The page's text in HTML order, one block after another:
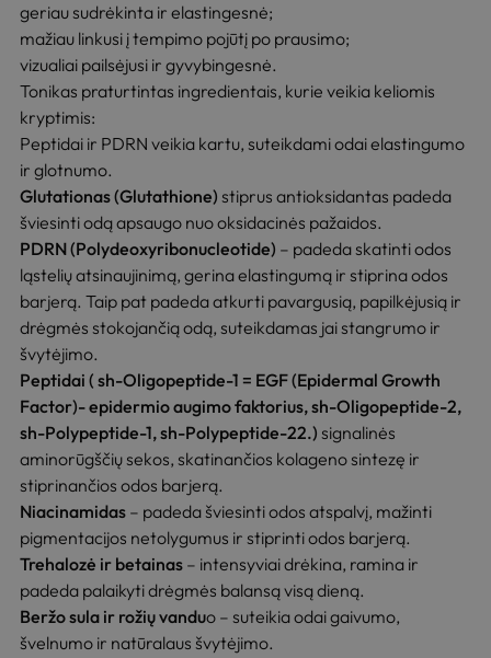
geriau sudrėkinta ir elastingesnė;
mažiau linkusi į tempimo pojūtį po prausimo;
vizualiai pailsėjusi ir gyvybingesnė.
Tonikas praturtintas ingredientais, kurie veikia keliomis
kryptimis:
Peptidai ir PDRN veikia kartu, suteikdami odai elastingumo
ir glotnumo.
Glutationas (Glutathione)stiprus antioksidantas padeda
šviesinti odą apsaugo nuo oksidacinės pažaidos.
PDRN (Polydeoxyribonucleotide) – padeda skatinti odos
ląstelių atsinaujinimą, gerina elastingumą ir stiprina odos
barjerą. Taip pat padeda atkurti pavargusią, papilkėjusią ir
drėgmės stokojančią odą, suteikdamas jai stangrumo ir
švytėjimo.
Peptidai ( sh-Oligopeptide-1 = EGF (Epidermal Growth
Factor)- epidermio augimo faktorius, sh-Oligopeptide-2,
sh-Polypeptide-1, sh-Polypeptide-22.)signalinės
aminorūgščių sekos, skatinančios kolageno sintezę ir
stiprinančios odos barjerą.
Niacinamidas– padeda šviesinti odos atspalvį, mažinti
pigmentacijos netolygumus ir stiprinti odos barjerą.
Trehalozė ir betainas– intensyviai drėkina, ramina ir
padeda palaikyti drėgmės balansą visą dieną.
Beržo sula ir rožių vanduo – suteikia odai gaivumo,
švelnumo ir natūralaus švytėjimo.